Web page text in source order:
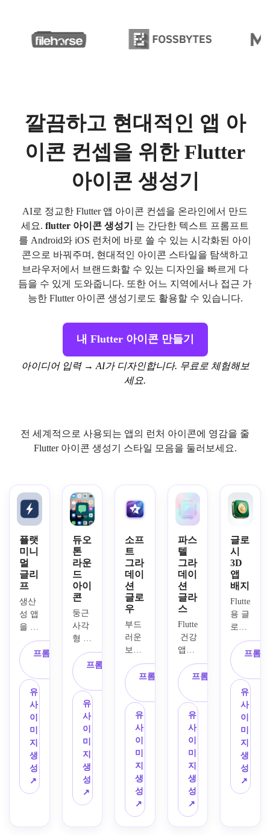
깔끔하고 현대적인 앱 아
이콘 컨셉을 위한 Flutter
아이콘 생성기
AI로 정교한 Flutter 앱 아이콘 컨셉을 온라인에서 만드
세요. flutter 아이콘 생성기
는 간단한 텍스트 프롬프트
를 Android와 iOS 런처에 바로 쓸 수 있는 시각화된 아이
콘으로 바꿔주며, 현대적인 아이콘 스타일을 탐색하고
브라우저에서 브랜드화할 수 있는 디자인을 빠르게 다
듬을 수 있게 도와줍니다. 또한 어느 지역에서나 접근 가
능한 Flutter 아이콘 생성기로도 활용할 수 있습니다.
내 Flutter 아이콘 만들기
아이디어 입력 → AI가 디자인합니다. 무료로 체험해보
세요.
전 세계적으로 사용되는 앱의 런처 아이콘에 영감을 줄
Flutter 아이콘 생성기 스타일 모음을 둘러보세요.
플랫
미니
멀
글리
프
생산
성 앱
을 위
한 깔
끔한
Flutter
앱
아이
콘을
제작
하세
요.
번개
모양
심볼
이 중
프롬프트 복
유
사
이
미
지
생
성
↗
듀오
톤
라운
드
아이
콘
둥근
사각
형 컨
테이
너와
중앙
의 채
팅 말
풍선
심볼
이 있
는 듀
오톤
Flutter
런처
아이
디자
프롬프트 복
유
사
이
미
지
생
성
↗
소프
트
그라
데이
션
글로
우
부드
러운
보라
색-파
란색
그라
데이
션,
중앙
별 심
볼,
둥근
사각
프레
은은
한 주
프롬프트 복
유
사
이
미
지
생
성
↗
파스
텔
그라
데이
션
글라
스
Flutter
건강
앱을
위한
파스
텔 글
라스
모피
즘 아
이콘
을 만
드세
요.
반투
명 레
이어
의 둥
프롬프트 복
유
사
이
미
지
생
성
↗
글로
시
3D
앱
배지
Flutter
용 글
로시
모바
일 앱
아이
콘을
디자
인하
세요.
중앙
의 코
인 심
둥근
프롬
유
사
이
미
지
생
성
↗